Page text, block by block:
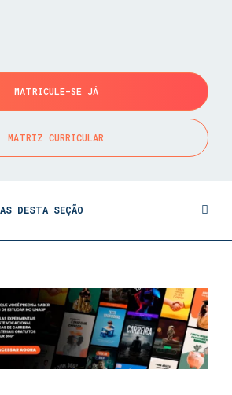
MATRICULE-SE JÁ
MATRIZ CURRICULAR
DESTA SEÇÃO